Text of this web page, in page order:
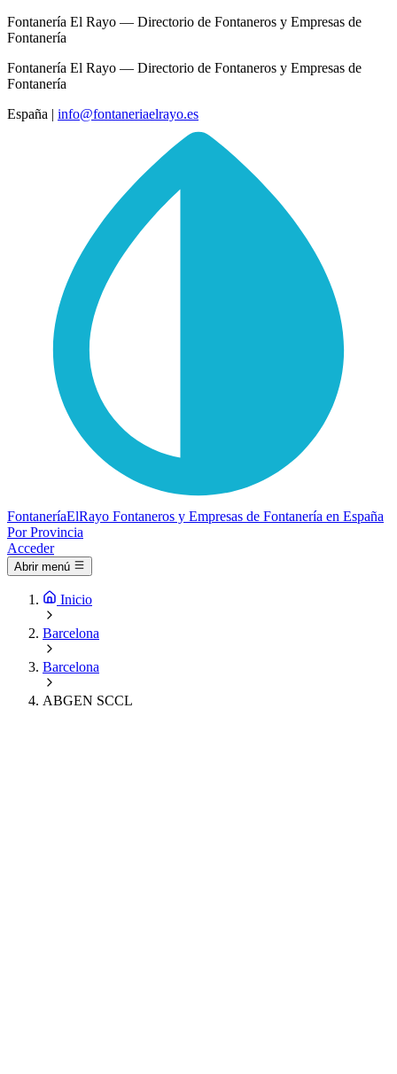
Fontanería El Rayo — Directorio de Fontaneros y Empresas de
Fontanería
Fontanería El Rayo — Directorio de Fontaneros y Empresas de
Fontanería
España | info@fontaneriaelrayo.es
FontaneríaElRayo Fontaneros y Empresas de Fontanería en España
Por Provincia
Acceder
Abrir menú
Inicio
Barcelona
Barcelona
ABGEN SCCL